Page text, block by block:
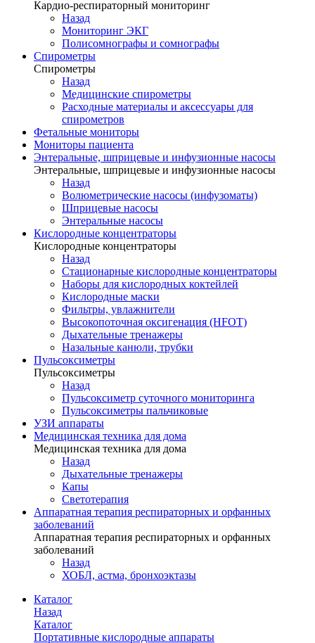
Кардио-респираторный мониторинг
Назад
Мониторинг ЭКГ
Полисомнографы и сомнографы
Спирометры
Спирометры
Назад
Медицинские спирометры
Расходные материалы и аксессуары для
спирометров
Фетальные мониторы
Мониторы пациента
Энтеральные, шприцевые и инфузионные насосы
Энтеральные, шприцевые и инфузионные насосы
Назад
Волюметрические насосы (инфузоматы)
Шприцевые насосы
Энтеральные насосы
Кислородные концентраторы
Кислородные концентраторы
Назад
Стационарные кислородные концентраторы
Наборы для кислородных коктейлей
Кислородные маски
Фильтры, увлажнители
Высокопоточная оксигенация (HFOT)
Дыхательные тренажеры
Назальные канюли, трубки
Пульсоксиметры
Пульсоксиметры
Назад
Пульсоксиметр суточного мониторинга
Пульсоксиметры пальчиковые
УЗИ аппараты
Медицинская техника для дома
Медицинская техника для дома
Назад
Дыхательные тренажеры
Капы
Светотерапия
Аппаратная терапия респираторных и орфанных
заболеваний
Аппаратная терапия респираторных и орфанных
заболеваний
Назад
ХОБЛ, астма, бронхоэктазы
Каталог
Назад
Каталог
Портативные кислородные аппараты